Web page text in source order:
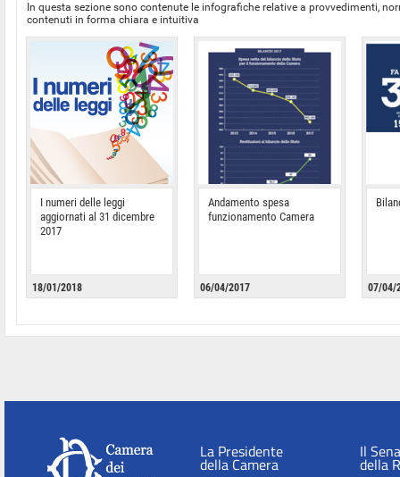
In questa sezione sono contenute le infografiche relative a provvedimenti,
contenuti in forma chiara e intuitiva
I numeri delle leggi
aggiornati al 31 dicembre
2017
18/01/2018
Andamento spesa
funzionamento Camera
06/04/2017 07/04/
La Presidente
della Camera
Il
della